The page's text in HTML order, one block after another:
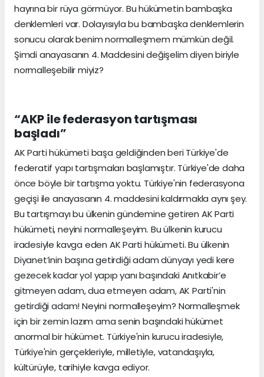
hayrına bir rüya görmüyor. Bu hükümetin bambaşka
denklemleri var. Dolayısıyla bu bambaşka denklemlerin
sonucu olarak benim normalleşmem mümkün değil.
Şimdi anayasanın 4. Maddesini değişelim diyen biriyle
normalleşebilir miyiz?
“AKP ile federasyon tartışması
başladı”
AK Parti hükümeti başa geldiğinden beri Türkiye'de
federatif yapı tartışmaları başlamıştır. Türkiye'de daha
önce böyle bir tartışma yoktu. Türkiye'nin federasyona
geçişi ile anayasanın 4. maddesini kaldırmakla aynı şey.
Bu tartışmayı bu ülkenin gündemine getiren AK Parti
hükümeti, neyini normalleşeyim. Bu ülkenin kurucu
iradesiyle kavga eden AK Parti hükümeti. Bu ülkenin
Diyanet’inin başına getirdiği adam dünyayı yedi kere
gezecek kadar yol yapıp yanı başındaki Anıtkabir’e
gitmeyen adam, dua etmeyen adam, AK Parti'nin
getirdiği adam! Neyini normalleşeyim? Normalleşmek
için bir zemin lazım ama senin başındaki hükümet
anormal bir hükümet. Türkiye'nin kurucu iradesiyle,
Türkiye'nin gerçekleriyle, milletiyle, vatandaşıyla,
kültürüyle, tarihiyle kavga ediyor.